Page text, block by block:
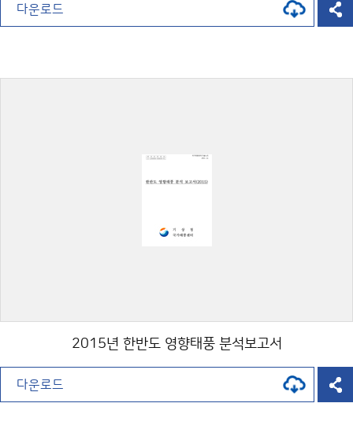
다운로드
2015년 한반도 영향태풍 분석보고서
다운로드